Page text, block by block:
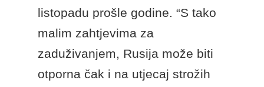
listopadu prošle godine. “S tako
malim zahtjevima za
zaduživanjem, Rusija može biti
otporna čak i na utjecaj strožih